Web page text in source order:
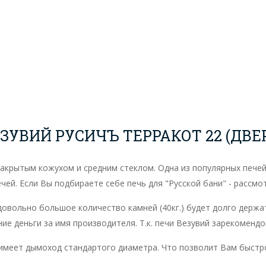
РУСИЧЪ ТЕРРАКОТ 22
кожухом и средним стеклом. Одна из популярных
Если Вы подбираете себе печь для "Русской бани" -
большое количество камней (40кг.) будет долго
деньги за имя производителя. Т.к. печи Везувий
дымоход стандартого диаметра. Что позволит Вам